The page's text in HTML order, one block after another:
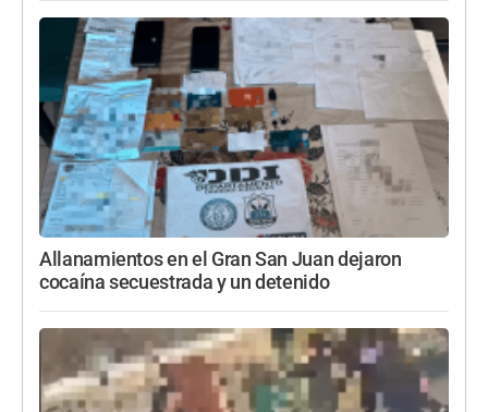
Allanamientos en el Gran San Juan dejaron
cocaína secuestrada y un detenido